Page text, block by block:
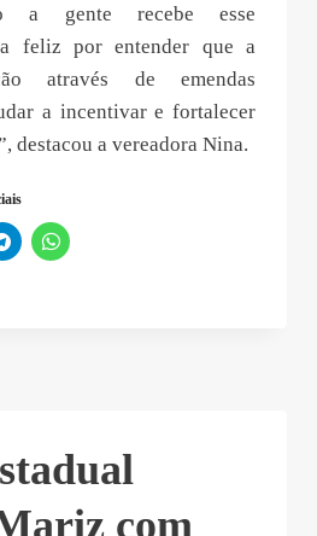
a gente recebe esse
feliz por entender que a
através de emendas
a incentivar e fortalecer
destacou a vereadora Nina.
com